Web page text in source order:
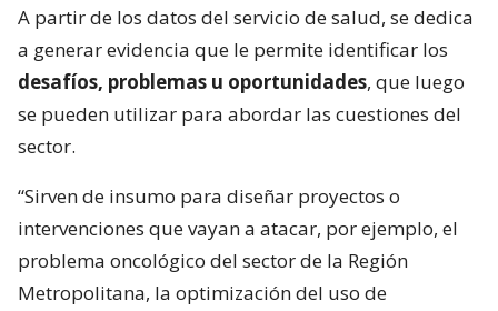
A partir de los datos del servicio de salud, se dedica
a generar evidencia que le permite identificar los
desafíos, problemas u oportunidades, que luego
se pueden utilizar para abordar las cuestiones del
sector.
“Sirven de insumo para diseñar proyectos o
intervenciones que vayan a atacar, por ejemplo, el
problema oncológico del sector de la Región
Metropolitana, la optimización del uso de